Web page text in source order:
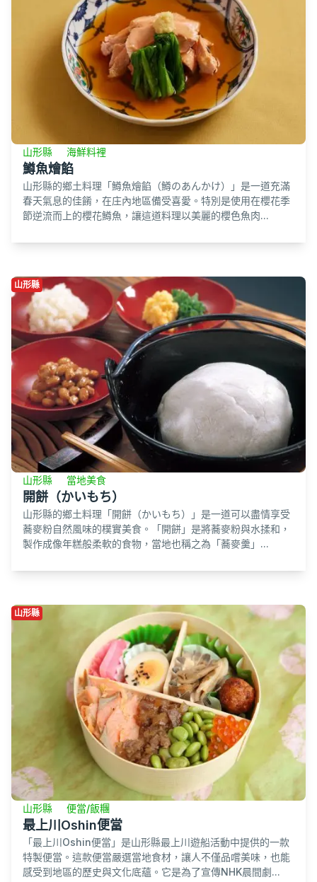
山形縣 海鮮料裡
鱒魚燴餡
山形縣的鄉土料理「鱒魚燴餡（鱒のあんかけ）」是一道充滿
春天氣息的佳餚，在庄內地區備受喜愛。特別是使用在櫻花季
節逆流而上的櫻花鱒魚，讓這道料理以美麗的櫻色魚肉...
山形縣
山形縣 當地美食
開餅（かいもち）
山形縣的鄉土料理「開餅（かいもち）」是一道可以盡情享受
蕎麥粉自然風味的樸實美食。「開餅」是將蕎麥粉與水揉和，
製作成像年糕般柔軟的食物，當地也稱之為「蕎麥羹」...
山形縣
山形縣 便當/飯糰
最上川Oshin便當
「最上川Oshin便當」是山形縣最上川遊船活動中提供的一款
特製便當。這款便當嚴選當地食材，讓人不僅品嚐美味，也能
感受到地區的歷史與文化底蘊。它是為了宣傳NHK晨間劇...